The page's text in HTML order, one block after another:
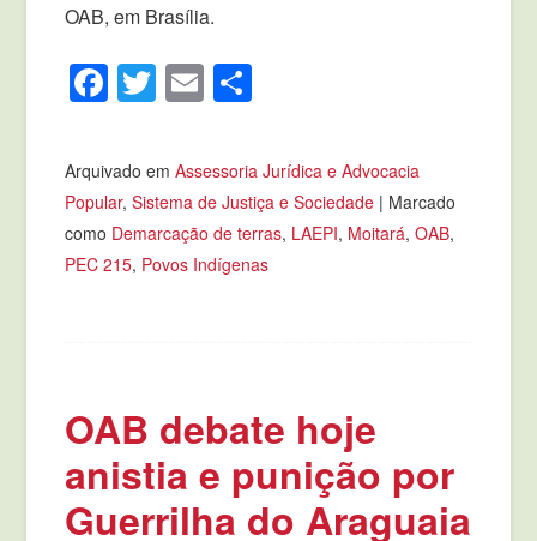
OAB, em Brasília.
Facebook
Twitter
Email
Arquivado emAssessoria Jurídica e Advocacia
Popular,Sistema de Justiça e Sociedade | Marcado
como Demarcação de terras, LAEPI, Moitará,OAB,
PEC 215, Povos Indígenas
OAB debate hoje
anistia e punição por
Guerrilha do Araguaia